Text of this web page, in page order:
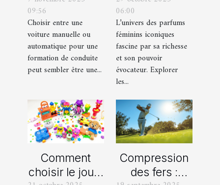
manuelle ou
automatique
pour votre
formation de
conduite ?
09:56
Choisir entre une
voiture manuelle ou
automatique pour une
formation de conduite
peut sembler être une...
iconiques et
leurs
variations
06:00
L’univers des parfums
féminins iconiques
fascine par sa richesse
et son pouvoir
évocateur. Explorer
les...
Comment
choisir le jouet
Compression
des fers :